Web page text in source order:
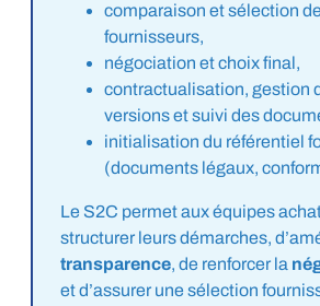
comparaison et sélection
fournisseurs,
négociation et choix final,
contractualisation, gestion
versions et suivi des
initialisation du référentiel
(documents légaux,
Le S2C permet aux équipes
structurer leurs démarches,
transparence, de renforcer la
et d’assurer une sélection